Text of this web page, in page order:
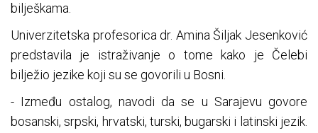
bilješkama.
Univerzitetska profesorica dr. Amina Šiljak Jesenković
predstavila je istraživanje o tome kako je Čelebi
bilježio jezike koji su se govorili u Bosni.
- Između ostalog, navodi da se u Sarajevu govore
bosanski, srpski, hrvatski, turski, bugarski i latinski jezik.